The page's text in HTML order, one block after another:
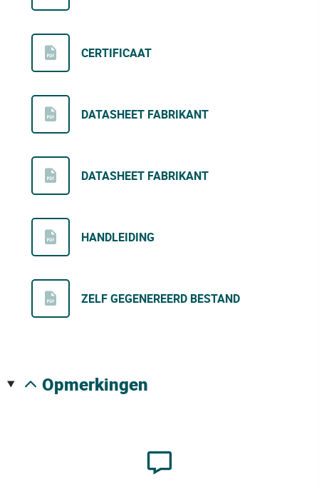
CERTIFICAAT
DATASHEET FABRIKANT
DATASHEET FABRIKANT
HANDLEIDING
ZELF GEGENEREERD BESTAND
opmerkingen